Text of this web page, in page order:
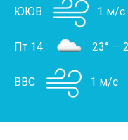
ЮЮВ 1 м/с
Пт 14 23° —
ВВС 1 м/с